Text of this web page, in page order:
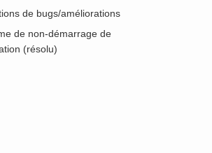
de bugs/améliorations
de non-démarrage de
(résolu)